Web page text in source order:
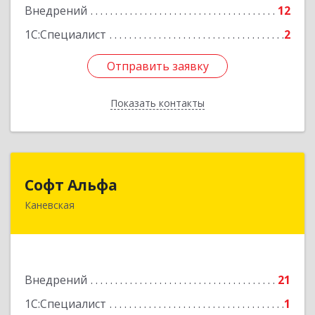
Внедрений
12
1С:Специалист
2
Отправить заявку
Показать контакты
Отправить заявку
Назад
Софт Альфа
Каневская
Внедрений
21
1С:Специалист
1
353730, Краснодарский край, Каневской р-н,